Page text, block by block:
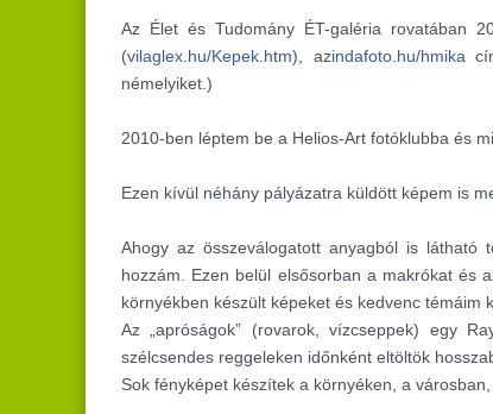
Az Élet és Tudomány ÉT-galéria rovatában
(vilaglex.hu/Kepek.htm), azindafoto.hu/hmika
némelyiket.)
2010-ben léptem be a Helios-Art fotóklubba és
Ezen kívül néhány pályázatra küldött képem is
Ahogy az összeválogatott anyagból is látható
hozzám. Ezen belül elsősorban a makrókat és
környékben készült képeket és kedvenc témáim
Az „apróságok” (rovarok, vízcseppek) egy
szélcsendes reggeleken időnként eltöltök
Sok fényképet készítek a környéken, a